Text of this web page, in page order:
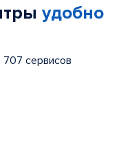
удобно
сервисов